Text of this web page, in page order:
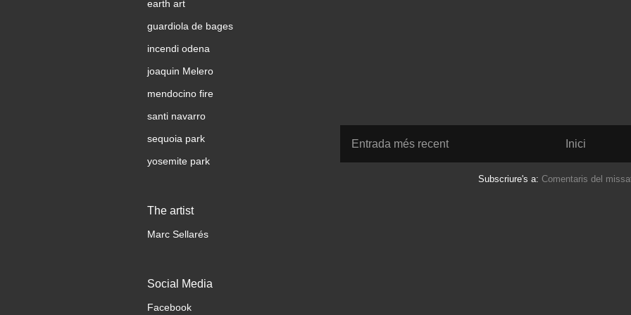
Entrada més recent Inici
Subscriure's a: Comentaris del
earth art
guardiola de bages
incendi odena
joaquin Melero
mendocino fire
santi navarro
sequoia park
yosemite park
The artist
Marc Sellarés
Social Media
Facebook